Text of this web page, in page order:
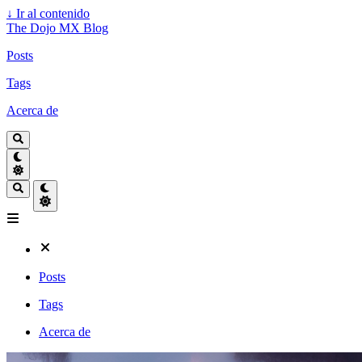
↓ Ir al contenido
The Dojo MX Blog
Posts
Tags
Acerca de
Posts
Tags
Acerca de